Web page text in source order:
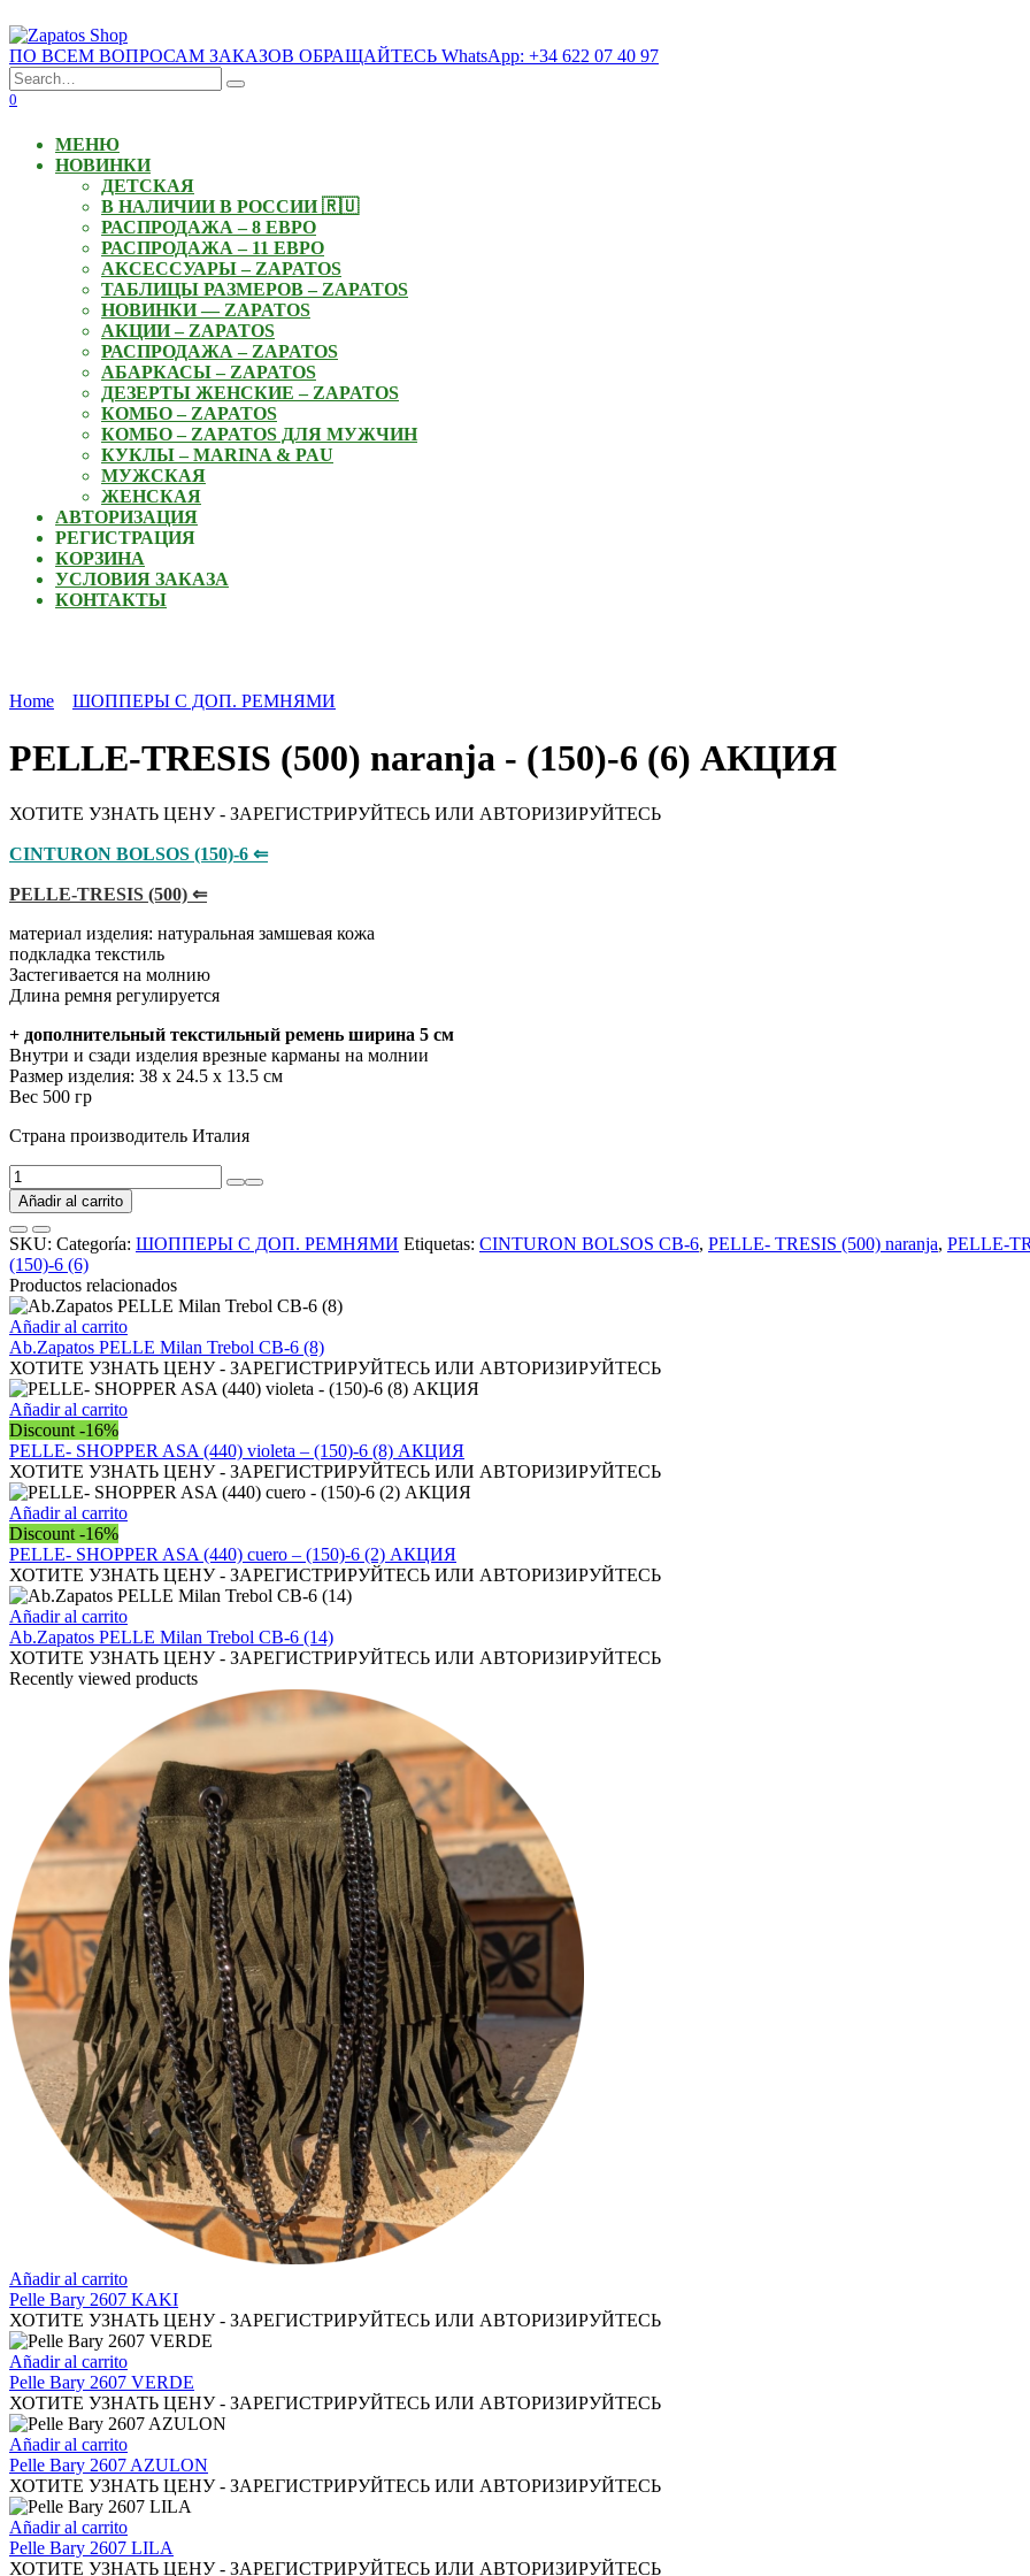
to
content
ПО ВСЕМ ВОПРОСАМ ЗАКАЗОВ ОБРАЩАЙТЕСЬ WhatsApp: +34 622 07 40 97
Search
for:
0
МЕНЮ
НОВИНКИ
ДЕТСКАЯ
В НАЛИЧИИ В РОССИИ 🇷🇺
РАСПРОДАЖА – 8 ЕВРО
РАСПРОДАЖА – 11 ЕВРО
АКСЕССУАРЫ – ZAPATOS
ТАБЛИЦЫ РАЗМЕРОВ – ZAPATOS
НОВИНКИ — ZAPATOS
АКЦИИ – ZAPATOS
РАСПРОДАЖА – ZAPATOS
АБАРКАСЫ – ZAPATOS
ДЕЗЕРТЫ ЖЕНСКИЕ – ZAPATOS
КОМБО – ZAPATOS
КОМБО – ZAPATOS ДЛЯ МУЖЧИН
КУКЛЫ – MARINA & PAU
МУЖСКАЯ
ЖЕНСКАЯ
АВТОРИЗАЦИЯ
РЕГИСТРАЦИЯ
КОРЗИНА
УСЛОВИЯ ЗАКАЗА
КОНТАКТЫ
Home ШОППЕРЫ С ДОП. РЕМНЯМИ
PELLE-TRESIS (500) naranja - (150)-6 (6) АКЦИЯ
ХОТИТЕ УЗНАТЬ ЦЕНУ - ЗАРЕГИСТРИРУЙТЕСЬ ИЛИ АВТОРИЗИРУЙТЕСЬ
CINTURON BOLSOS (150)-6 ⇐
PELLE-TRESIS (500) ⇐
материал изделия: натуральная замшевая кожа
подкладка текстиль
Застегивается на молнию
Длина ремня регулируется
+ дополнительный текстильный ремень ширина 5 см
Внутри и сзади изделия врезные карманы на молнии
Размер изделия: 38 х 24.5 х 13.5 см
Вес 500 гр
Страна производитель Италия
PELLE-
TRESIS
(500)
naranja
-
(150)-6
(6)
АКЦИЯ
cantidad
Añadir al carrito
SKU: Categoría: ШОППЕРЫ С ДОП. РЕМНЯМИ Etiquetas: CINTURON BOLSOS СВ-6, PELLE- TRESIS (500) naranja, PELLE-
(150)-6 (6)
Productos relacionados
Añadir al carrito
Ab.Zapatos PELLE Milan Trebol СВ-6 (8)
ХОТИТЕ УЗНАТЬ ЦЕНУ - ЗАРЕГИСТРИРУЙТЕСЬ ИЛИ АВТОРИЗИРУЙТЕСЬ
Añadir al carrito
Discount -16%
PELLE- SHOPPER ASA (440) violeta – (150)-6 (8) АКЦИЯ
ХОТИТЕ УЗНАТЬ ЦЕНУ - ЗАРЕГИСТРИРУЙТЕСЬ ИЛИ АВТОРИЗИРУЙТЕСЬ
Añadir al carrito
Discount -16%
PELLE- SHOPPER ASA (440) cuero – (150)-6 (2) АКЦИЯ
ХОТИТЕ УЗНАТЬ ЦЕНУ - ЗАРЕГИСТРИРУЙТЕСЬ ИЛИ АВТОРИЗИРУЙТЕСЬ
Añadir al carrito
Ab.Zapatos PELLE Milan Trebol СВ-6 (14)
ХОТИТЕ УЗНАТЬ ЦЕНУ - ЗАРЕГИСТРИРУЙТЕСЬ ИЛИ АВТОРИЗИРУЙТЕСЬ
Recently viewed products
Añadir al carrito
Pelle Bary 2607 KAKI
ХОТИТЕ УЗНАТЬ ЦЕНУ - ЗАРЕГИСТРИРУЙТЕСЬ ИЛИ АВТОРИЗИРУЙТЕСЬ
Añadir al carrito
Pelle Bary 2607 VERDE
ХОТИТЕ УЗНАТЬ ЦЕНУ - ЗАРЕГИСТРИРУЙТЕСЬ ИЛИ АВТОРИЗИРУЙТЕСЬ
Añadir al carrito
Pelle Bary 2607 AZULON
ХОТИТЕ УЗНАТЬ ЦЕНУ - ЗАРЕГИСТРИРУЙТЕСЬ ИЛИ АВТОРИЗИРУЙТЕСЬ
Añadir al carrito
Pelle Bary 2607 LILA
ХОТИТЕ УЗНАТЬ ЦЕНУ - ЗАРЕГИСТРИРУЙТЕСЬ ИЛИ АВТОРИЗИРУЙТЕСЬ